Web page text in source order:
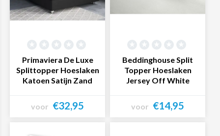
Primaviera De Luxe
Splittopper Hoeslaken
Katoen Satijn Zand
voor €32,95
Beddinghouse Split
Topper Hoeslaken
Jersey Off White
voor €14,95